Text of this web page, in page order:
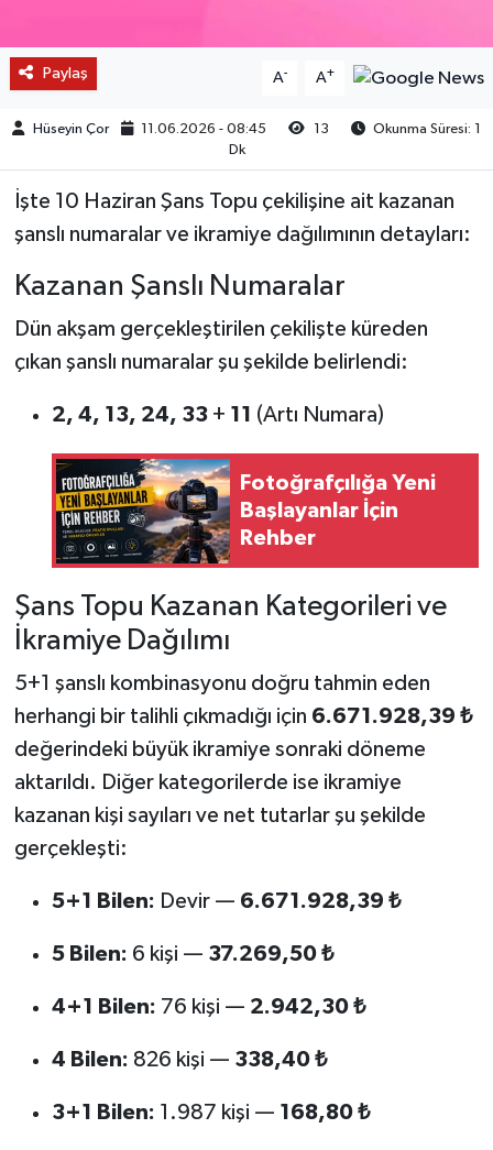
Paylaş A- A+
Hüseyin Çor 11.06.2026 - 08:45 13
Okunma Süresi: 1
Dk
İşte 10 Haziran Şans Topu çekilişine ait kazanan
şanslı numaralar ve ikramiye dağılımının detayları:
Kazanan Şanslı Numaralar
Dün akşam gerçekleştirilen çekilişte küreden
çıkan şanslı numaralar şu şekilde belirlendi:
2, 4, 13, 24, 33+ 11 (Artı Numara)
Fotoğrafçılığa Yeni
Başlayanlar İçin
Rehber
Şans Topu Kazanan Kategorileri ve
İkramiye Dağılımı
5+1 şanslı kombinasyonu doğru tahmin eden
herhangi bir talihli çıkmadığı için 6.671.928,39 ₺
değerindeki büyük ikramiye sonraki döneme
aktarıldı. Diğer kategorilerde ise ikramiye
kazanan kişi sayıları ve net tutarlar şu şekilde
gerçekleşti:
5+1 Bilen: Devir — 6.671.928,39 ₺
5 Bilen: 6 kişi — 37.269,50 ₺
4+1 Bilen: 76 kişi — 2.942,30 ₺
4 Bilen: 826 kişi — 338,40 ₺
3+1 Bilen: 1.987 kişi — 168,80 ₺